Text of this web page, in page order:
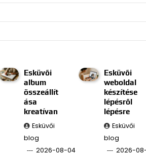
Esküvői
album
összeállít
ása
kreatívan
Esküvői
blog
2026-08-04
Esküvői
weboldal
készítése
lépésről
lépésre
Esküvői
blog
2026-